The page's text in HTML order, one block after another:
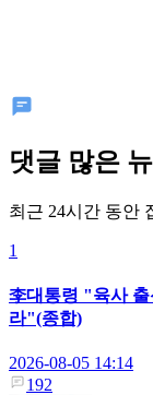
댓글 많은
최근 24시간 동안
1
李대통령 "육사
라"(종합)
2026-08-05 14:14
192